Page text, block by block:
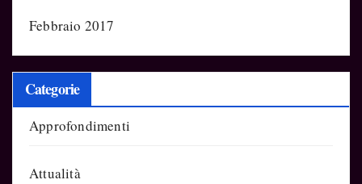
Febbraio 2017
Categorie
Approfondimenti
Attualità